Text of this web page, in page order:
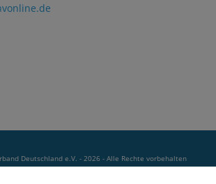
Deutschland e.V. - 2026 - Alle Rechte vorbehalten